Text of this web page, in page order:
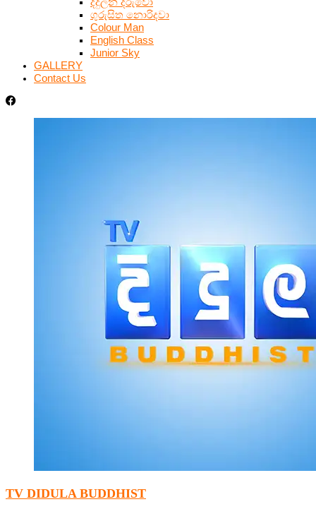
ගුරුසිත නොරිදවා
Colour Man
English Class
Junior Sky
GALLERY
Contact Us
TV DIDULA BUDDHIST